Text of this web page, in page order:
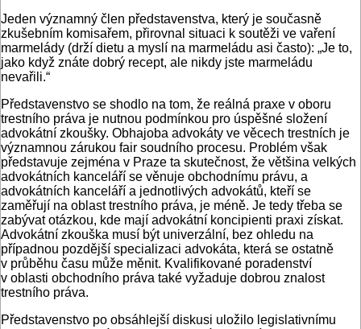
Jeden významný člen představenstva, který je současně
zkušebním komisařem, přirovnal situaci k soutěži ve vaření
marmelády (drží dietu a myslí na marmeládu asi často): „Je to,
jako když znáte dobrý recept, ale nikdy jste marmeládu
nevařili.“
Představenstvo se shodlo na tom, že reálná praxe v oboru
trestního práva je nutnou podmínkou pro úspěšné složení
advokátní zkoušky. Obhajoba advokáty ve věcech trestních je
významnou zárukou fair soudního procesu. Problém však
představuje zejména v Praze ta skutečnost, že většina velkých
advokátních kanceláří se věnuje obchodnímu právu, a
advokátních kanceláří a jednotlivých advokátů, kteří se
zaměřují na oblast trestního práva, je méně. Je tedy třeba se
zabývat otázkou, kde mají advokátní koncipienti praxi získat.
Advokátní zkouška musí být univerzální, bez ohledu na
případnou pozdější specializaci advokáta, která se ostatně
v průběhu času může měnit. Kvalifikované poradenství
v oblasti obchodního práva také vyžaduje dobrou znalost
trestního práva.
Představenstvo po obsáhlejší diskusi uložilo legislativnímu